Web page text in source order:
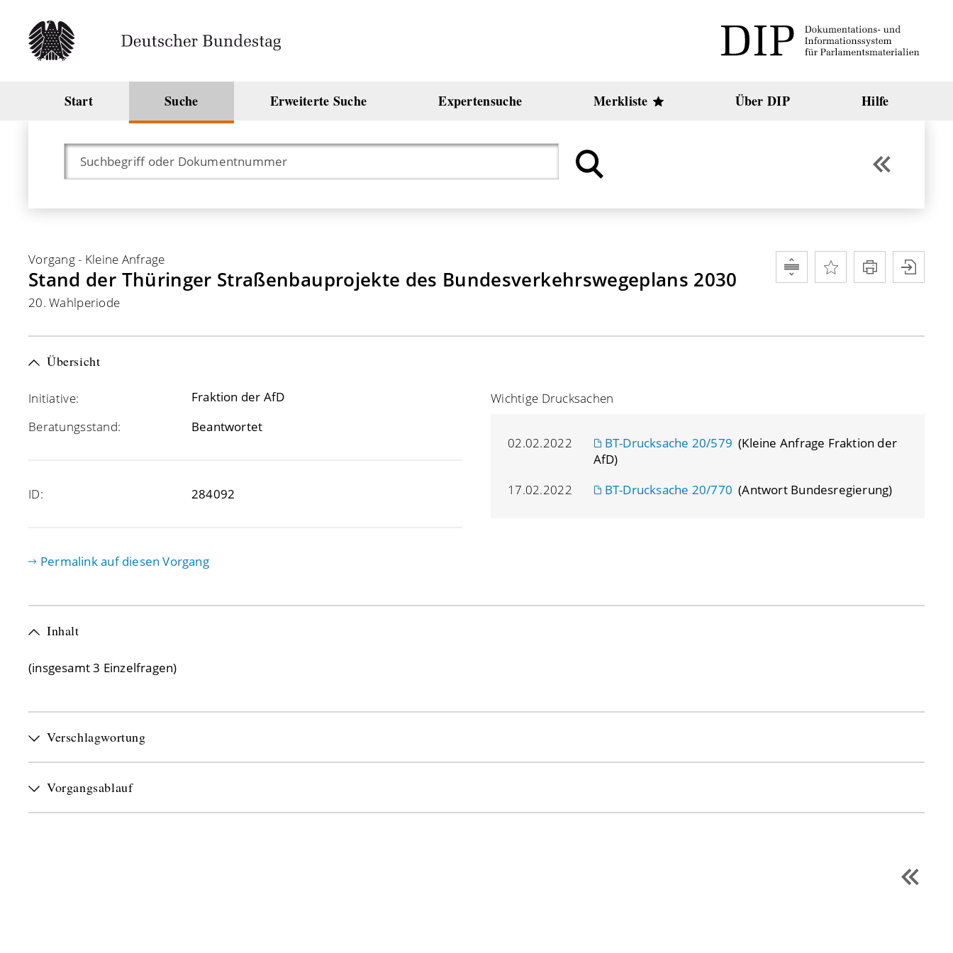
Start Suche Erweiterte Suche Expertensuche Merkliste Über DIP Hilfe
Vorgang- Kleine Anfrage
Stand der Thüringer Straßenbauprojekte des Bundesverkehrswegeplans 2030
20. Wahlperiode
Übersicht
Initiative:
Fraktion der AfD
Beratungsstand:
Beantwortet
ID: 284092
Permalink auf diesen Vorgang
Wichtige Drucksachen
02.02.2022 BT-Drucksache 20/579 (Kleine Anfrage Fraktion der
AfD)
17.02.2022
BT-Drucksache 20/770 (Antwort Bundesregierung)
Inhalt
(insgesamt 3 Einzelfragen)
Verschlagwortung
Vorgangsablauf